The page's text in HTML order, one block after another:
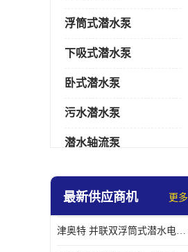
浮筒式潜水泵
下吸式潜水泵
卧式潜水泵
污水潜水泵
潜水轴流泵
螺旋离心泵
控制柜
最新供应商机 更多
津奥特 并联双浮筒式潜水电泵 矿山抢险泵 大流量卧式安装 可提供定制